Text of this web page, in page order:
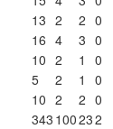
13 2 2 0
16 4 3 0
10 2 1
0
5 2 1
0
10 2 2 0
343 100232